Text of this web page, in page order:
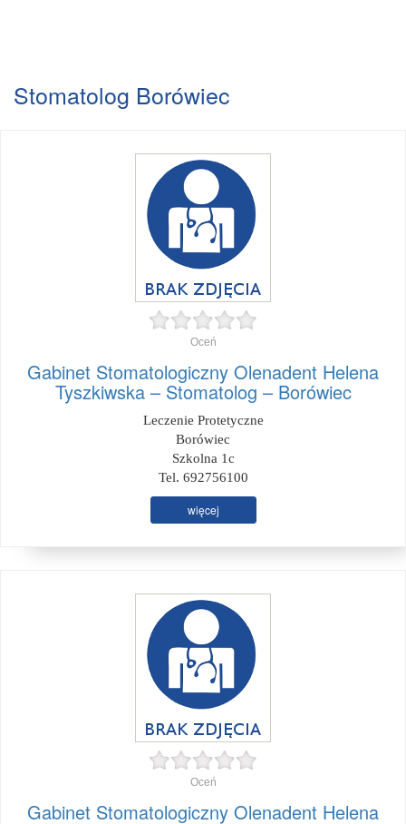
Stomatolog Borówiec
Oceń
Gabinet Stomatologiczny Olenadent Helena
Tyszkiwska – Stomatolog – Borówiec
Leczenie Protetyczne
Borówiec
Szkolna 1c
Tel. 692756100
więcej
Oceń
Gabinet Stomatologiczny Olenadent Helena